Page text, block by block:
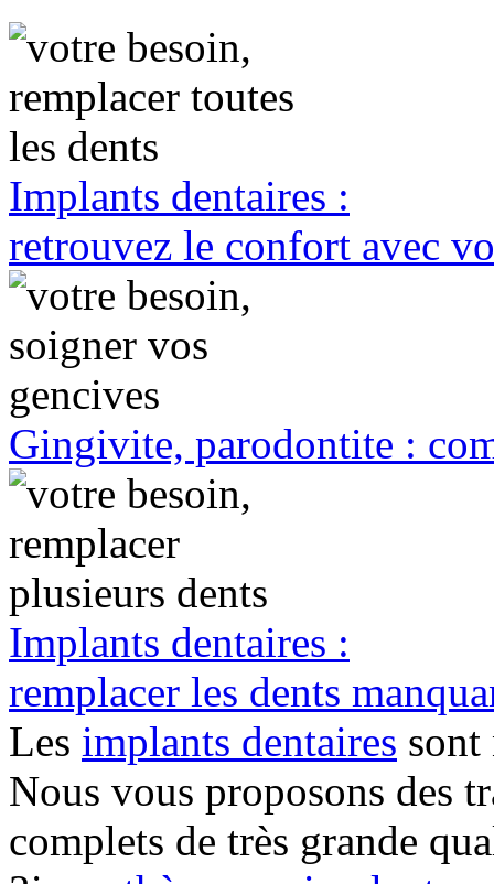
Implants dentaires :
retrouvez le confort avec
Gingivite, parodontite :
Implants dentaires :
remplacer les dents
Les implants dentaires sont
Nous vous proposons des
complets de très grande